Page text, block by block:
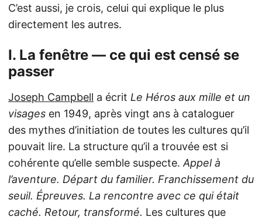
C’est aussi, je crois, celui qui explique le plus
directement les autres.
I. La fenêtre — ce qui est censé se
passer
Joseph Campbell a écrit Le Héros aux mille et un
visages en 1949, après vingt ans à cataloguer
des mythes d’initiation de toutes les cultures qu’il
pouvait lire. La structure qu’il a trouvée est si
cohérente qu’elle semble suspecte. Appel à
l’aventure. Départ du familier. Franchissement du
seuil. Épreuves. La rencontre avec ce qui était
caché. Retour, transformé. Les cultures que